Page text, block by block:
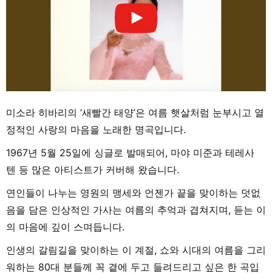
미소라 히바리의 ‘새빨간 태양’은 여름 햇살처럼 눈부시고 열
정적인 사랑의 마음을 노래한 명곡입니다.
1967년 5월 25일에 싱글로 발매되어, 마야 미준과 테레사
텐 등 많은 아티스트가 커버해 왔습니다.
연인들이 나누는 영원의 맹세와 언젠가 끝을 맞이하는 덧없
음을 담은 인상적인 가사는 여름의 추억과 겹쳐지며, 듣는 이
의 마음에 깊이 스며듭니다.
인생의 갈림길을 맞이하는 이 계절, 쇼와 시대의 여름을 그리
워하는 80대 분들께 꼭 곁에 두고 들려드리고 싶은 한 곡입